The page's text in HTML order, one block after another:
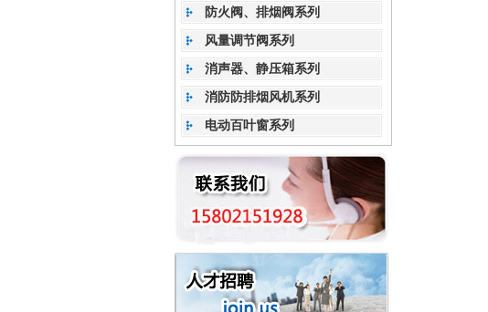
防火阀、排烟阀系列
风量调节阀系列
消声器、静压箱系列
消防防排烟风机系列
电动百叶窗系列